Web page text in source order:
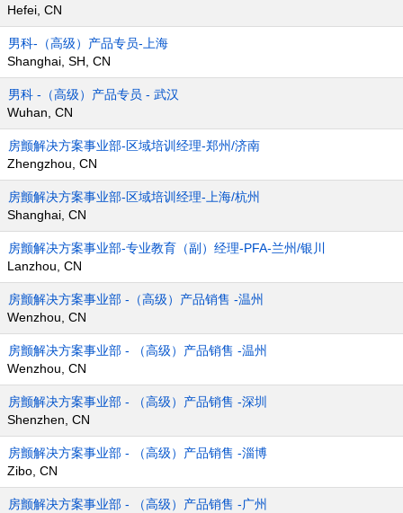
Hefei, CN
男科-（高级）产品专员-上海
Shanghai, SH, CN
男科 -（高级）产品专员 - 武汉
Wuhan, CN
房颤解决方案事业部-区域培训经理-郑州/济南
Zhengzhou, CN
房颤解决方案事业部-区域培训经理-上海/杭州
Shanghai, CN
房颤解决方案事业部-专业教育（副）经理-PFA-兰州/银川
Lanzhou, CN
房颤解决方案事业部 -（高级）产品销售 -温州
Wenzhou, CN
房颤解决方案事业部 - （高级）产品销售 -温州
Wenzhou, CN
房颤解决方案事业部 - （高级）产品销售 -深圳
Shenzhen, CN
房颤解决方案事业部 - （高级）产品销售 -淄博
Zibo, CN
房颤解决方案事业部 - （高级）产品销售 -广州